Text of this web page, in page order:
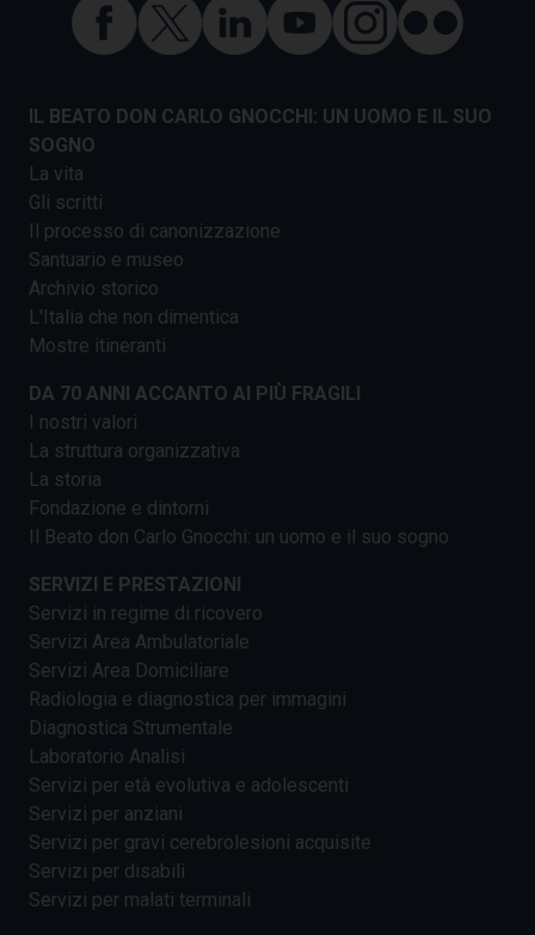
IL BEATO DON CARLO GNOCCHI: UN UOMO E IL SUO
SOGNO
La vita
Gli scritti
Il processo di canonizzazione
Santuario e museo
Archivio storico
L'Italia che non dimentica
Mostre itineranti
DA 70 ANNI ACCANTO AI PIÙ FRAGILI
I nostri valori
La struttura organizzativa
La storia
Fondazione e dintorni
Il Beato don Carlo Gnocchi: un uomo e il suo sogno
SERVIZI E PRESTAZIONI
Servizi in regime di ricovero
Servizi Area Ambulatoriale
Servizi Area Domiciliare
Radiologia e diagnostica per immagini
Diagnostica Strumentale
Laboratorio Analisi
Servizi per età evolutiva e adolescenti
Servizi per anziani
Servizi per gravi cerebrolesioni acquisite
Servizi per disabili
Servizi per malati terminali